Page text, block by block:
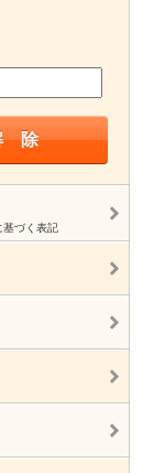
基づく表記